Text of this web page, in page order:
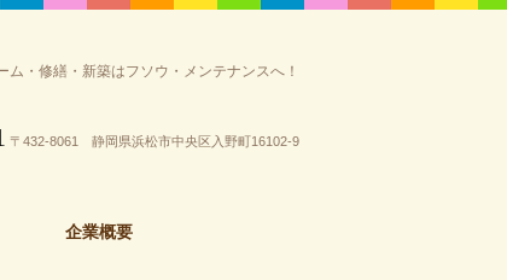
・修繕・新築はフソウ・メンテナンスへ！
〒432-8061 静岡県浜松市中央区入野町16102-9
企業概要